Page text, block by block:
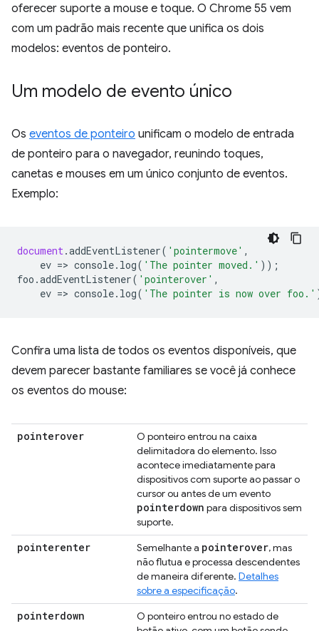
oferecer suporte a mouse e toque. O Chrome 55 vem
com um padrão mais recente que unifica os dois
modelos: eventos de ponteiro.
Um modelo de evento único
Os eventos de ponteiro unificam o modelo de entrada
de ponteiro para o navegador, reunindo toques,
canetas e mouses em um único conjunto de eventos.
Exemplo:
document.addEventListener( 'pointermove' ,
ev => console. log( 'The pointer moved.' ));
foo .addEventListener( 'pointerover' ,
ev => console. log( 'The pointer is now over foo.'
Confira uma lista de todos os eventos disponíveis, que
devem parecer bastante familiares se você já conhece
os eventos do mouse:
pointerover
O ponteiro entrou na caixa
delimitadora do elemento. Isso
acontece imediatamente para
dispositivos com suporte ao passar o
cursor ou antes de um evento
pointerdown para dispositivos sem
suporte.
pointerenter Semelhante a pointerover, mas
não flutua e processa descendentes
de maneira diferente. Detalhes
sobre a especificação.
pointerdown
O ponteiro entrou no estado de